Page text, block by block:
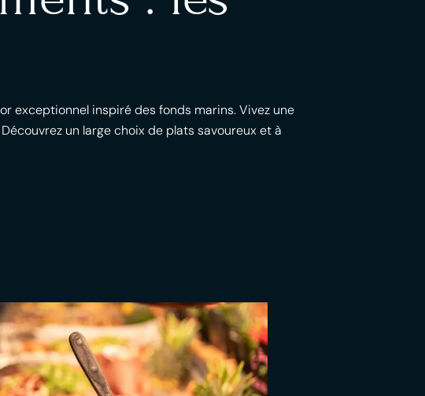
exceptionnel inspiré des fonds marins. Vivez une
un large choix de plats savoureux et à